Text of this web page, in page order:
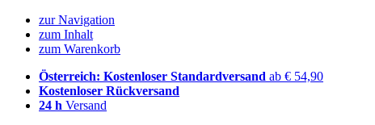
zur Navigation
zum Inhalt
zum Warenkorb
Österreich: Kostenloser Standardversand ab € 54,90
Kostenloser Rückversand
24 h Versand